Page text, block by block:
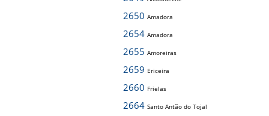
2650 Amadora
2654 Amadora
2655 Amoreiras
2659 Ericeira
2660 Frielas
2664 Santo Antão do Tojal